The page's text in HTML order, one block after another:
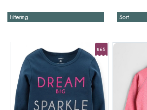
Filtering Sort
%65
Sale